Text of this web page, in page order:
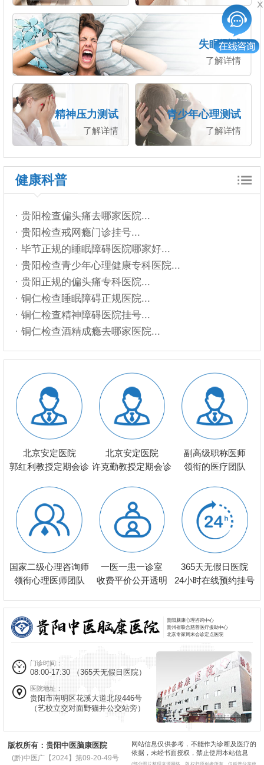
失眠测试
了解详情
精神压力测试
了解详情
青少年心理测试
了解详情
健康科普
· 贵阳检查偏头痛去哪家医院...
· 贵阳检查戒网瘾门诊挂号...
· 毕节正规的睡眠障碍医院哪家好...
· 贵阳检查青少年心理健康专科医院...
· 贵阳正规的偏头痛专科医院...
· 铜仁检查睡眠障碍正规医院...
· 铜仁检查精神障碍医院挂号...
· 铜仁检查酒精成瘾去哪家医院...
北京安定医院
郭红利教授定期会诊
北京安定医院
许克勤教授定期会诊
副高级职称医师
领衔的医疗团队
国家二级心理咨询师
领衔心理医师团队
一医一患一诊室
收费平价公开透明
365天无假日医院
24小时在线预约挂号
贵阳脑康心理咨询中心
贵州省联合慈善医疗援助中心
北京专家周末会诊定点医院
门诊时间：
08:00-17:30 （365天无假日医院）
医院地址：
贵阳市南明区花溪大道北段446号
（艺校立交对面野猫井公交站旁）
版权所有：贵阳中医脑康医院
(黔)中医广【2024】第09-20-49号
网站信息仅供参考，不能作为诊断及医疗的
依据，未经书面授权，禁止使用本站信息